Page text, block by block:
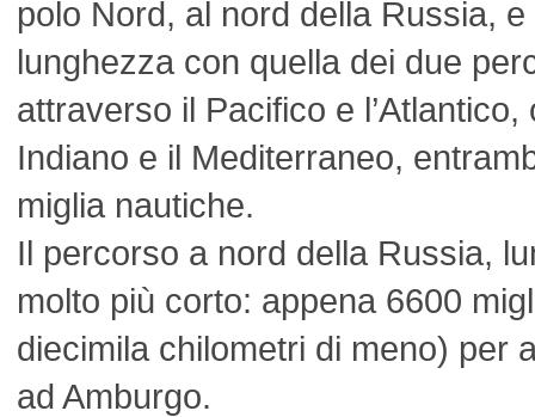
polo Nord, al nord della Russia,
lunghezza con quella dei due
attraverso il Pacifico e l’Atlantico,
Indiano e il Mediterraneo,
miglia nautiche.
Il percorso a nord della Russia,
molto più corto: appena 6600
diecimila chilometri di meno) per
ad Amburgo.